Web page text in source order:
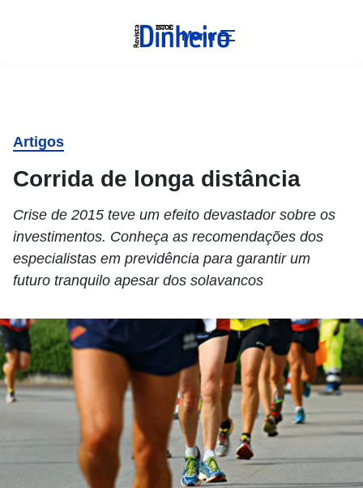
Menu
Artigos
Corrida de longa distância
Crise de 2015 teve um efeito devastador sobre os
investimentos. Conheça as recomendações dos
especialistas em previdência para garantir um
futuro tranquilo apesar dos solavancos